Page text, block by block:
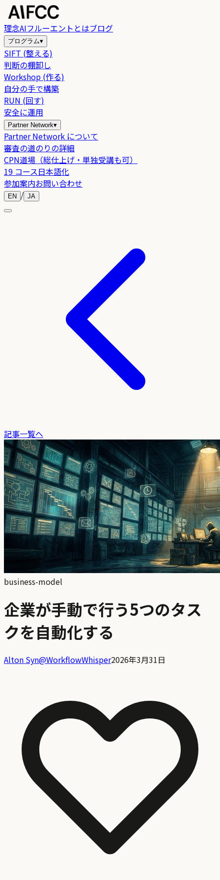
理念AIフルーエントとはブログ
プログラム▾
SIFT (整える)
判断の棚卸し
Workshop (作る)
自分の手で構築
RUN (回す)
安全に運用
Partner Network▾
Partner Network について
審査の道のりの詳細
CPN道場（総仕上げ・単独受講も可）
19 コース日本語化
参加案内お問い合わせ
EN / JA
記事一覧へ
business-model
企業が手動で行う5つのタス
クを自動化する
Alton Syn@WorkflowWhisper2026年3月31日